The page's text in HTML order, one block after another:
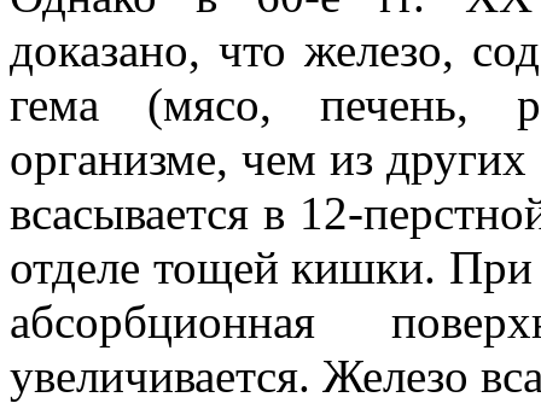
доказано, что железо,
гема (мясо, печень,
организме, чем из
всасывается в 12-
отделе тощей кишки.
абсорбционная
увеличивается. Железо